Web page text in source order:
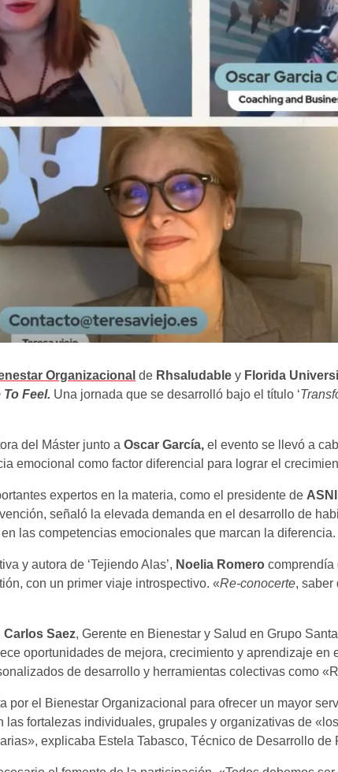
Organizacional de Rhsaludable y Florida
To Feel. Una jornada que se desarrolló bajo el título ‘
del Máster junto a Oscar García, el evento se llevó a
emocional como factor diferencial para lograr el
expertos en la materia, como el presidente de
señaló la elevada demanda en el desarrollo de
las competencias emocionales que marcan la diferencia.
y autora de ‘Tejiendo Alas’, Noelia Romero comprendía
con un primer viaje introspectivo. «Re-conocerte, saber
Carlos Saez, Gerente en Bienestar y Salud en Grupo
oportunidades de mejora, crecimiento y aprendizaje
de desarrollo y herramientas colectivas como
por el Bienestar Organizacional para ofrecer un mayor
las fortalezas individuales, grupales y organizativas de
explicaba Estela Tabasco, Técnico de Desarrollo